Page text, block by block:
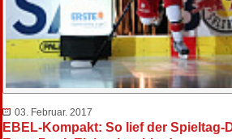
03. Februar. 2017
EBEL-Kompakt: So lief der Spieltag-